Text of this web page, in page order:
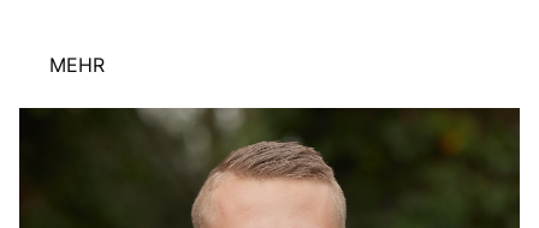
MEHR